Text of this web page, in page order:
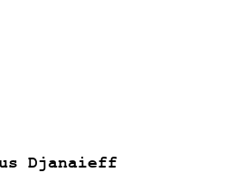
Djanaieff